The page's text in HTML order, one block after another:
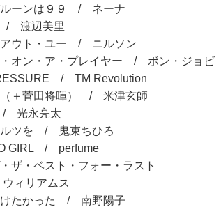
ーンは９９ / ネーナ
/ 渡辺美里
ウト・ユー / ニルソン
オン・ア・プレイヤー / ボン・ジョビ
/ TM Revolution
＋菅田将暉） / 米津玄師
光永亮太
ツを / 鬼束ちひろ
GIRL / perfume
ザ・ベスト・フォー・ラスト
ィリアムス
たかった / 南野陽子